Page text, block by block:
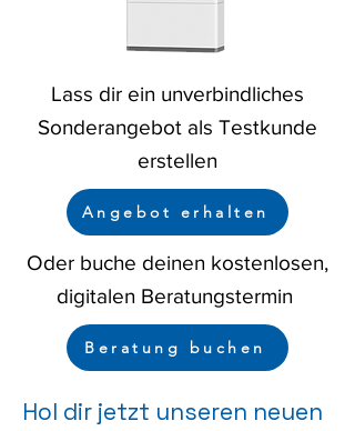
Lass dir ein unverbindliches
Sonderangebot als Testkunde
erstellen
Angebot erhalten
Oder buche deinen kostenlosen,
digitalen Beratungstermin
Beratung buchen
Hol dir jetzt unseren neuen